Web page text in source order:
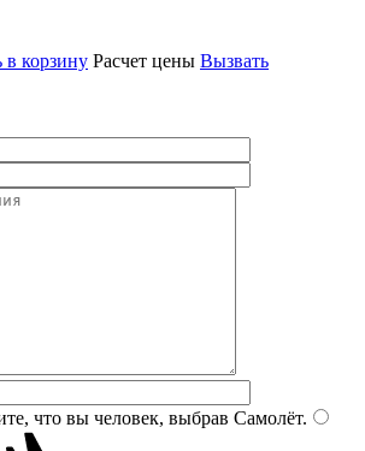
в корзину Расчет цены Вызвать
что вы человек, выбрав Самолёт.